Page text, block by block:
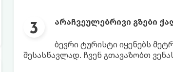
არაჩვეულებრივი გზები
ბევრი ტურისტი იყენებს
შესასწავლად. ჩვენ გთავაზობთ